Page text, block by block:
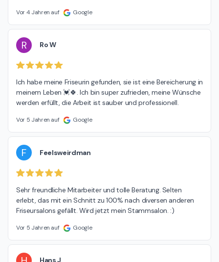
Vor 4 Jahren auf Google
R Ro W
Ich habe meine Friseurin gefunden, sie ist eine Bereicherung in
meinem Leben 💓🍀. Ich bin super zufrieden, meine Wünsche
werden erfüllt, die Arbeit ist sauber und professionell.
Vor 5 Jahren auf Google
F Feelsweirdman
Sehr freundliche Mitarbeiter und tolle Beratung. Selten
erlebt, das mit ein Schnitt zu 100% nach diversen anderen
Friseursalons gefällt. Wird jetzt mein Stammsalon. :)
Vor 5 Jahren auf Google
Hans J